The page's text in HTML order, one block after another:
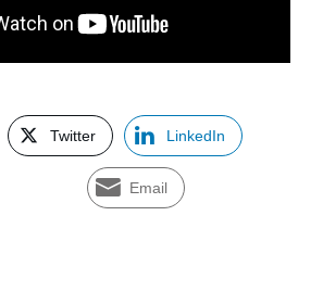
Twitter LinkedIn
Email